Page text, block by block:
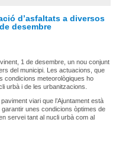
d’asfaltats a diversos
desembre
1 de desembre, un nou conjunt
del municipi. Les actuacions, que
condicions meteorològiques ho
urbà i de les urbanitzacions.
viari que l’Ajuntament està
unes condicions òptimes de
servei tant al nucli urbà com al